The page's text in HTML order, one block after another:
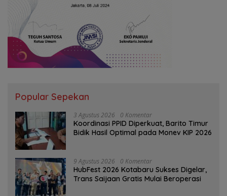
Popular Sepekan
3 Agustus 2026 0 Komentar
Koordinasi PPID Diperkuat, Barito Timur
Bidik Hasil Optimal pada Monev KIP 2026
9 Agustus 2026 0 Komentar
HubFest 2026 Kotabaru Sukses Digelar,
Trans Saijaan Gratis Mulai Beroperasi